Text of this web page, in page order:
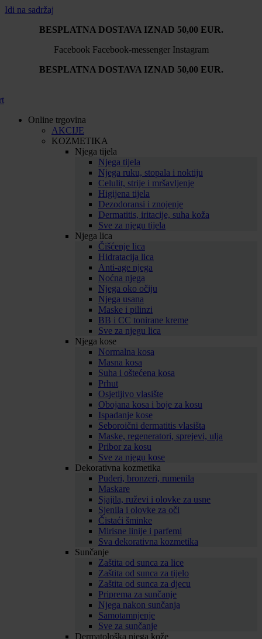
Idi na sadržaj
BESPLATNA DOSTAVA IZNAD 50,00 EUR.
Facebook Facebook-messenger Instagram
BESPLATNA DOSTAVA IZNAD 50,00 EUR.
Online trgovina
AKCIJE
KOZMETIKA
Njega tijela
Njega tijela
Njega ruku, stopala i noktiju
Celulit, strije i mršavljenje
Higijena tijela
Dezodoransi i znojenje
Dermatitis, iritacije, suha koža
Sve za njegu tijela
Njega lica
Čišćenje lica
Hidratacija lica
Anti-age njega
Noćna njega
Njega oko očiju
Njega usana
Maske i pilinzi
BB i CC tonirane kreme
Sve za njegu lica
Njega kose
Normalna kosa
Masna kosa
Suha i oštećena kosa
Prhut
Osjetljivo vlasište
Obojana kosa i boje za kosu
Ispadanje kose
Seboroični dermatitis vlasišta
Maske, regeneratori, sprejevi, ulja
Pribor za kosu
Sve za njegu kose
Dekorativna kozmetika
Puderi, bronzeri, rumenila
Maskare
Sjajila, ruževi i olovke za usne
Sjenila i olovke za oči
Čistaći šminke
Mirisne linije i parfemi
Sva dekorativna kozmetika
Sunčanje
Zaštita od sunca za lice
Zaštita od sunca za tijelo
Zaštita od sunca za djecu
Priprema za sunčanje
Njega nakon sunčanja
Samotamnjenje
Sve za sunčanje
Dermatološka njega kože